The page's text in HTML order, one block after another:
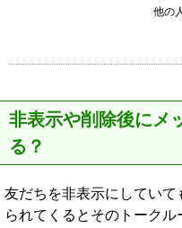
他の
非表示や削除後にメ
る？
友だちを非表示にしてい
られてくるとそのトーク